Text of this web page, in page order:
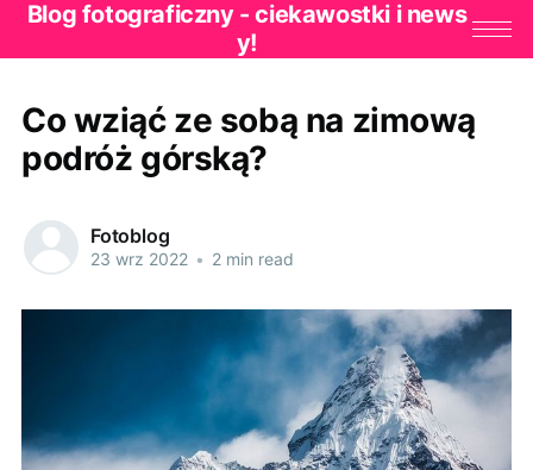
Blog fotograficzny - ciekawostki i news
y!
Co wziąć ze sobą na zimową
podróż górską?
Fotoblog
23 wrz 2022 • 2 min read